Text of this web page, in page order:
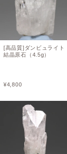
[高品質]ダンビュライト
結晶原石（4.5g）
¥4,800